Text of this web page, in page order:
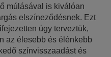
múlásával is kiválóan
elszíneződésnek. Ezt
úgy terveztük,
az élesebb és élénkebb
színvisszaadást és